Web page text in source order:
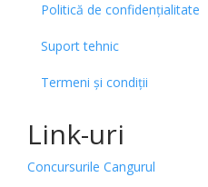
Politică de confidențialitate
Suport tehnic
Termeni și condiții
Link-uri
Concursurile Cangurul